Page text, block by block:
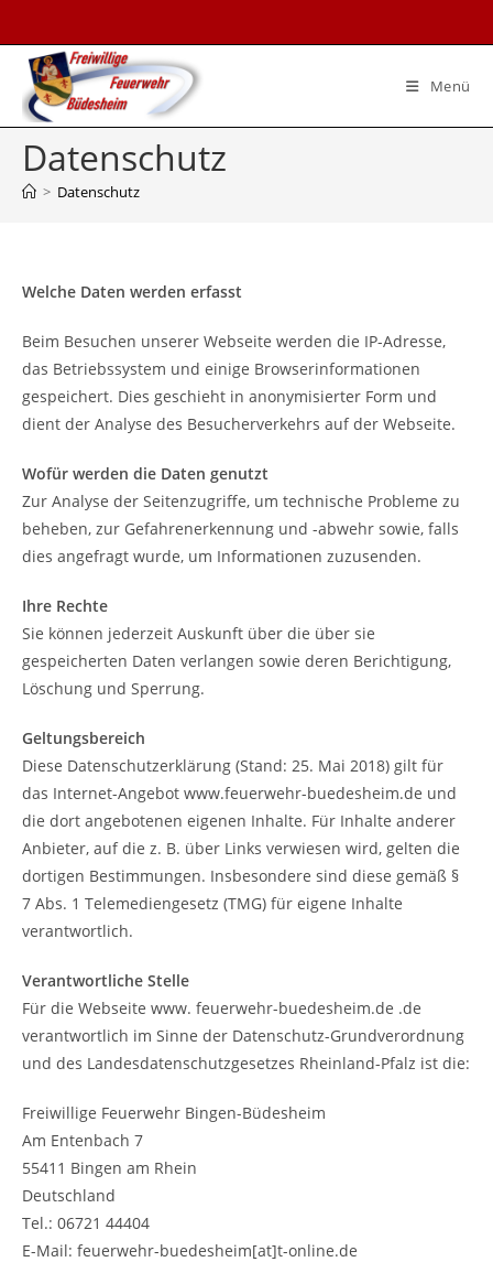
Menü
Datenschutz
> Datenschutz
Welche Daten werden erfasst
Beim Besuchen unserer Webseite werden die IP-Adresse,
das Betriebssystem und einige Browserinformationen
gespeichert. Dies geschieht in anonymisierter Form und
dient der Analyse des Besucherverkehrs auf der Webseite.
Wofür werden die Daten genutzt
Zur Analyse der Seitenzugriffe, um technische Probleme zu
beheben, zur Gefahrenerkennung und -abwehr sowie, falls
dies angefragt wurde, um Informationen zuzusenden.
Ihre Rechte
Sie können jederzeit Auskunft über die über sie
gespeicherten Daten verlangen sowie deren Berichtigung,
Löschung und Sperrung.
Geltungsbereich
Diese Datenschutzerklärung (Stand: 25. Mai 2018) gilt für
das Internet-Angebot www.feuerwehr-buedesheim.de und
die dort angebotenen eigenen Inhalte. Für Inhalte anderer
Anbieter, auf die z. B. über Links verwiesen wird, gelten die
dortigen Bestimmungen. Insbesondere sind diese gemäß §
7 Abs. 1 Telemediengesetz (TMG) für eigene Inhalte
verantwortlich.
Verantwortliche Stelle
Für die Webseite www. feuerwehr-buedesheim.de .de
verantwortlich im Sinne der Datenschutz-Grundverordnung
und des Landesdatenschutzgesetzes Rheinland-Pfalz ist die:
Freiwillige Feuerwehr Bingen-Büdesheim
Am Entenbach 7
55411 Bingen am Rhein
Deutschland
Tel.: 06721 44404
E-Mail: feuerwehr-buedesheim[at]t-online.de